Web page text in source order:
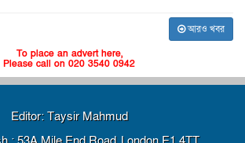
আরও খবর
To place an advert here,
Please call on 020 3540 0942
Editor: Taysir Mahmud